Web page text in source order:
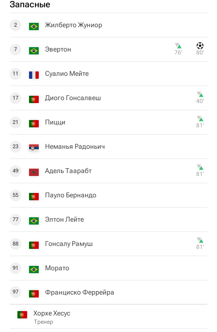
Запасные
2 Жилберто Жуниор
7 Эвертон 76‎’‎ 80‎’‎
11 Суалио Мейте
17 Диого Гонсалвеш 40‎’‎
21 Пицци 81‎’‎
23 Неманья Радоньич
49 Адель Таарабт 81‎’‎
55 Пауло Бернандо
77 Элтон Лейте
88 Гонсалу Рамуш 81‎’‎
91 Морато
97 Франциско Феррейра
Хорхе Хесус
Тренер